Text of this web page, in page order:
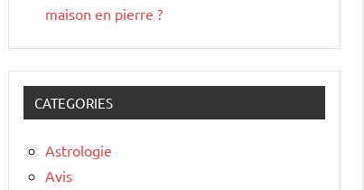
maison en pierre ?
CATEGORIES
Astrologie
Avis